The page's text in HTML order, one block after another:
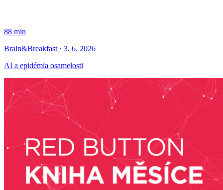
88 min
Brain&Breakfast · 3. 6. 2026
AI a epidémia osamelosti